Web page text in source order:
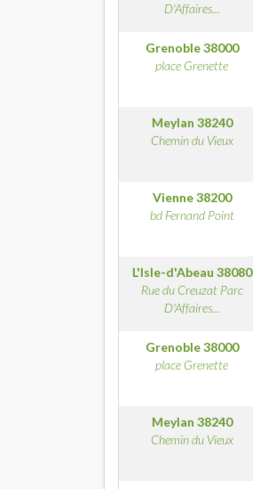
D'Affaires...
Grenoble38000
place Grenette
Meylan 38240
Chemin du Vieux
Vienne38200
bd Fernand Point
L'Isle-d'Abeau 38080
Rue du Creuzat Parc
D'Affaires...
Grenoble38000
place Grenette
Meylan 38240
Chemin du Vieux